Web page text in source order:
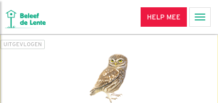
HELP MEE
UITGEVLOGEN